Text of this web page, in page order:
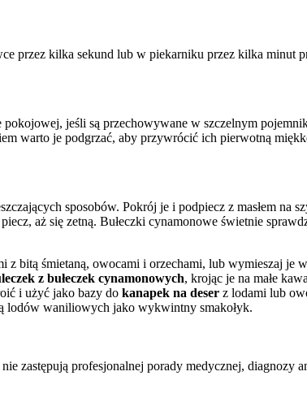
przez kilka sekund lub w piekarniku przez kilka minut
pokojowej, jeśli są przechowywane w szczelnym
warto je podgrzać, aby przywrócić ich pierwotną
sposobów. Pokrój je i podpiecz z masłem na
aż się zetną. Bułeczki cynamonowe świetnie
z bitą śmietaną, owocami i orzechami, lub wymieszaj je w
z bułeczek cynamonowych, krojąc je na małe
i użyć jako bazy do kanapek na deser z lodami lub
lodów waniliowych jako wykwintny smakołyk.
zastępują profesjonalnej porady medycznej, diagnozy